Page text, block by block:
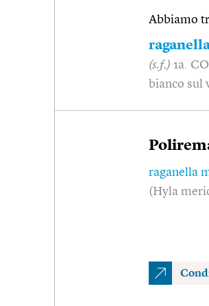
Abbiamo
(s.f.) 1a.
bianco sul
raganella
(Hyla